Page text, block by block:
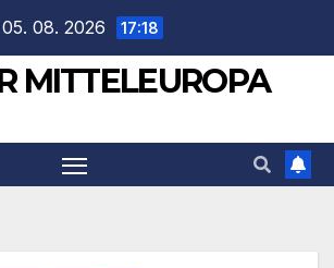
05. 08. 2026 17:18
MITTELEUROPA